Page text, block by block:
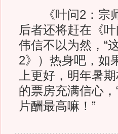
《叶问2：宗师
后者还将赶在《
伟信不以为然，“
2》）热身吧，如
上更好，明年暑
的票房充满信心
片酬最高嘛！”